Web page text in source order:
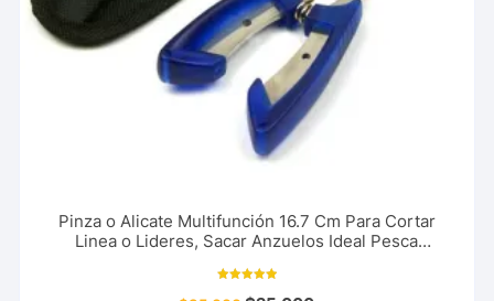
Pinza o Alicate Multifunción 16.7 Cm Para Cortar
Linea o Lideres, Sacar Anzuelos Ideal Pesca